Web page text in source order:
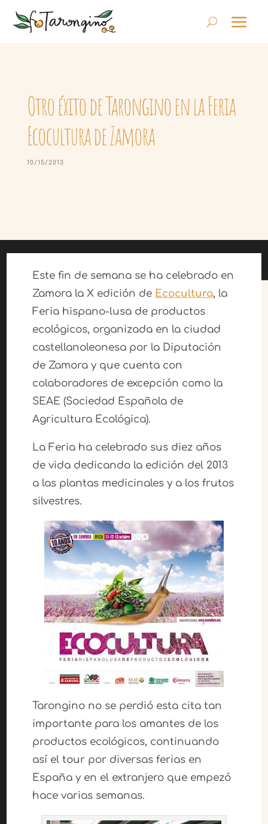
Otro éxito de Tarongino en la Feria
Ecocultura de Zamora
10/15/2013
Este fin de semana se ha celebrado en
Zamora la X edición de Ecocultura, la
Feria hispano-lusa de productos
ecológicos, organizada en la ciudad
castellanoleonesa por la Diputación
de Zamora y que cuenta con
colaboradores de excepción como la
SEAE (Sociedad Española de
Agricultura Ecológica).
La Feria ha celebrado sus diez años
de vida dedicando la edición del 2013
a las plantas medicinales y a los frutos
silvestres.
Tarongino no se perdió esta cita tan
importante para los amantes de los
productos ecológicos, continuando
así el tour por diversas ferias en
España y en el extranjero que empezó
hace varias semanas.